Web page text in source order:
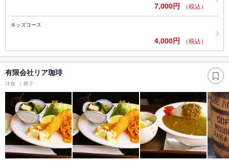
7,000円 （税込）
キッズコース
4,000円 （税込）
有限会社リア珈琲
洋食 舞子